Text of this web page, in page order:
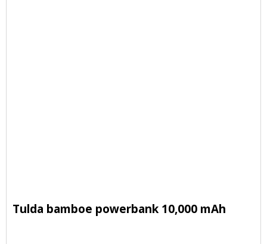
Tulda bamboe powerbank 10,000 mAh